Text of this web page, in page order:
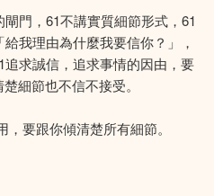
門，61不講實質細節形式，61
我理由為什麼我要信你？」，
追求誠信，追求事情的因由，要
細節也不信不接受。
要跟你傾清楚所有細節。